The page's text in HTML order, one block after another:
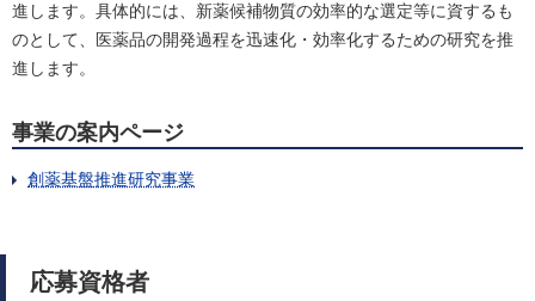
進します。具体的には、新薬候補物質の効率的な選定等に資するも
のとして、医薬品の開発過程を迅速化・効率化するための研究を推
進します。
事業の案内ページ
創薬基盤推進研究事業
応募資格者